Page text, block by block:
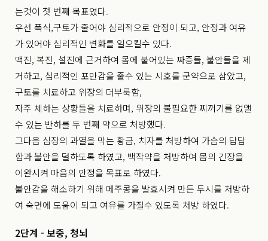
는것이 첫 번째 목표였다.
우선 폭식,구토가 줄어야 심리적으로 안정이 되고, 안정과 여유
가 있어야 심리적인 변화를 일으킬수 있다.
맥진, 복진, 설진에 근거하여 몸에 붙어있는 짜증들, 불안들을 제
거하고, 심리적인 포만감을 줄수 있는 시호를 군약으로 삼았고,
구토를 치료하고 위장의 더부룩함,
자주 체하는 상황들을 치료하며, 위장의 불필요한 찌꺼기를 없앨
수 있는 반하를 두 번째 약으로 처방했다.
그다음 심장의 과열을 막는 황금, 치자를 처방하여 가슴의 답답
함과 불안을 덜하도록 하였고, 백작약을 처방하여 몸의 긴장을
이완시켜 마음의 안정을 목표로 하였다.
불안감을 해소하기 위해 메주콩을 발효시켜 만든 두시를 처방하
여 숙면에 도움이 되고 여유를 가질수 있도록 처방 하였다.
2단계 - 보중, 청뇌